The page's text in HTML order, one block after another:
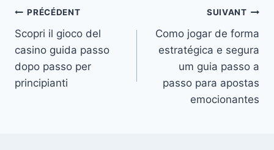
PRÉCÉDENT
Scopri il gioco del
casino guida passo
dopo passo per
principianti
SUIVANT
Como jogar de forma
estratégica e segura
um guia passo a
passo para apostas
emocionantes